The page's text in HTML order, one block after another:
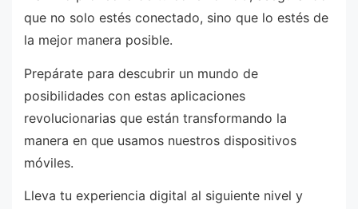
que no solo estés conectado, sino que lo estés de
la mejor manera posible.
Prepárate para descubrir un mundo de
posibilidades con estas aplicaciones
revolucionarias que están transformando la
manera en que usamos nuestros dispositivos
móviles.
Lleva tu experiencia digital al siguiente nivel y